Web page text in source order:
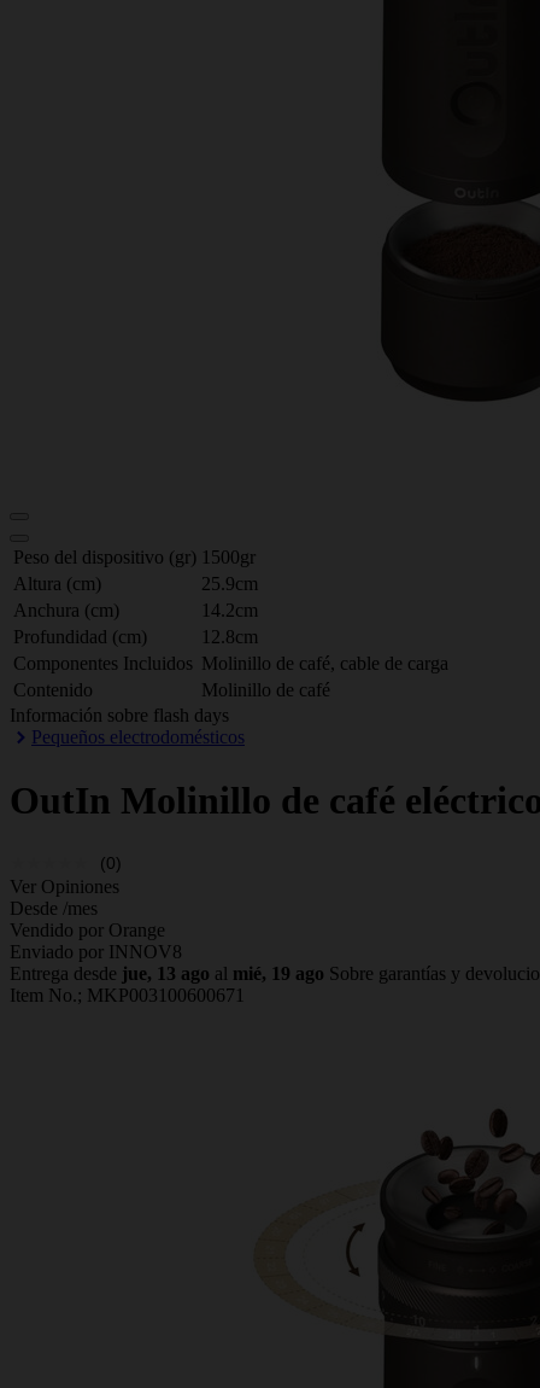
Peso del dispositivo (gr) 1500gr
Altura (cm)
25.9cm
Anchura (cm)
14.2cm
Profundidad (cm)
12.8cm
Componentes Incluidos Molinillo de café, cable de carga
Contenido
Molinillo de café
Información sobre flash days
Pequeños electrodomésticos
OutIn Molinillo de café
(0)
Ver Opiniones
Desde /mes
Vendido por Orange
Enviado por INNOV8
Entrega desde jue, 13 ago al mié, 19 ago Sobre garantías y
Item No.; MKP003100600671